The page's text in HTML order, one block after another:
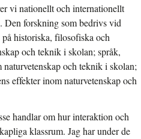
vi nationellt och internationellt
Den forskning som bedrivs vid
historiska, filosofiska och
och teknik i skolan; språk,
och teknik i skolan;
effekter inom naturvetenskap och
handlar om hur interaktion och
klassrum. Jag har under de